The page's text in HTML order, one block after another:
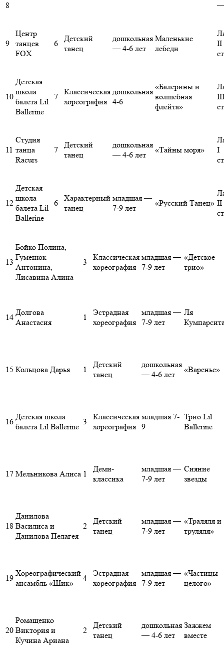
8
9
Центр
танцев
FOX
6
Детский
танец
дошкольная
— 4-6 лет
Маленькие
лебеди
II
10
Детская
школа
балета Lil
Ballerine
7
Классическая
хореография
дошкольная
4-6
«Балерины и
волшебная
флейта»
11
Студия
танца
Racurs
7
Детский
танец
дошкольная
— 4-6 лет
«Тайны моря»
I
12
Детская
школа
балета Lil
Ballerine
6
Характерный
танец
младшая —
7-9 лет
«Русский Танец» II
13
Бойко Полина,
Гуменюк
Антонина,
Лисавина Алина
3
Классическая
хореография
младшая —
7-9 лет
«Детское
трио»
14
Долгова
Анастасия
1
Эстрадная
хореография
младшая —
7-9 лет
Ля
15 Кольцова Дарья 1
Детский
танец
дошкольная
— 4-6 лет
«Варенье»
16
Детская школа
балета Lil Ballerine
3
Классическая
хореография
младшая 7-
9
Трио Lil
Ballerine
17 Мельникова Алиса 1
Деми-
классика
младшая —
7-9 лет
Сияние
звезды
18
Данилова
Василиса и
Данилова Пелагея
2
Детский
танец
младшая —
7-9 лет
«Траляля и
труляля»
19
Хореографический
ансамбль «Шик»
4
Эстрадная
хореография
младшая —
7-9 лет
«Частицы
целого»
20
Ромащенко
Виктория и
Кучина Ариана
2
Детский
танец
дошкольная
— 4-6 лет
Зажжем
вместе